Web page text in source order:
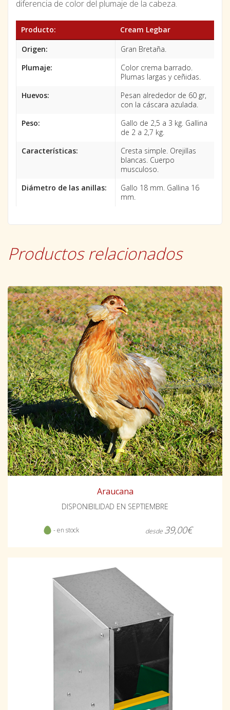
diferencia de color del plumaje de la cabeza.
Producto:
Cream Legbar
Origen:
Gran Bretaña.
Plumaje:
Color crema barrado.
Plumas largas y ceñidas.
Huevos:
Pesan alrededor de 60 gr,
con la cáscara azulada.
Peso:
Gallo de 2,5 a 3 kg. Gallina
de 2 a 2,7 kg.
Características:
Cresta simple. Orejillas
blancas. Cuerpo
musculoso.
Diámetro de las anillas:
Gallo 18 mm. Gallina 16
mm.
Productos relacionados
Araucana
DISPONIBILIDAD EN SEPTIEMBRE
- en stock desde 39,00€